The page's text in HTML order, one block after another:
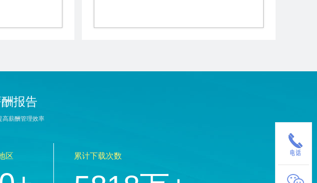
报告
高薪酬管理效率
区 累计下载次数